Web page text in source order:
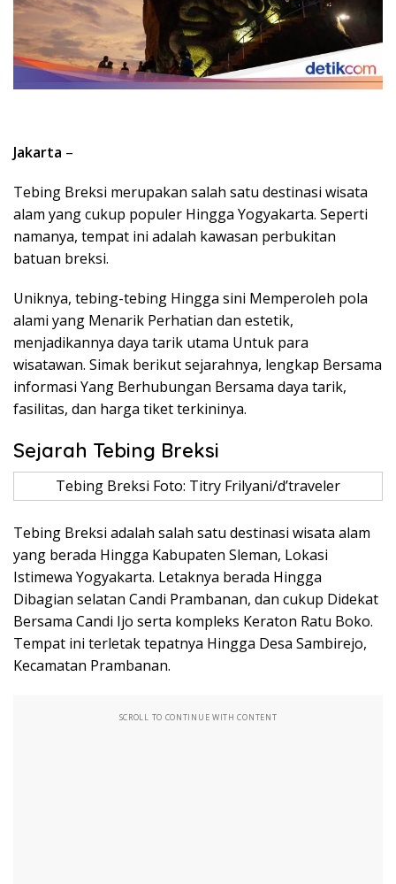
Jakarta –
Tebing Breksi merupakan salah satu destinasi wisata
alam yang cukup populer Hingga Yogyakarta. Seperti
namanya, tempat ini adalah kawasan perbukitan
batuan breksi.
Uniknya, tebing-tebing Hingga sini Memperoleh pola
alami yang Menarik Perhatian dan estetik,
menjadikannya daya tarik utama Untuk para
wisatawan. Simak berikut sejarahnya, lengkap Bersama
informasi Yang Berhubungan Bersama daya tarik,
fasilitas, dan harga tiket terkininya.
Sejarah Tebing Breksi
Tebing Breksi Foto: Titry Frilyani/d’traveler
Tebing Breksi adalah salah satu destinasi wisata alam
yang berada Hingga Kabupaten Sleman, Lokasi
Istimewa Yogyakarta. Letaknya berada Hingga
Dibagian selatan Candi Prambanan, dan cukup Didekat
Bersama Candi Ijo serta kompleks Keraton Ratu Boko.
Tempat ini terletak tepatnya Hingga Desa Sambirejo,
Kecamatan Prambanan.
SCROLL TO CONTINUE WITH CONTENT